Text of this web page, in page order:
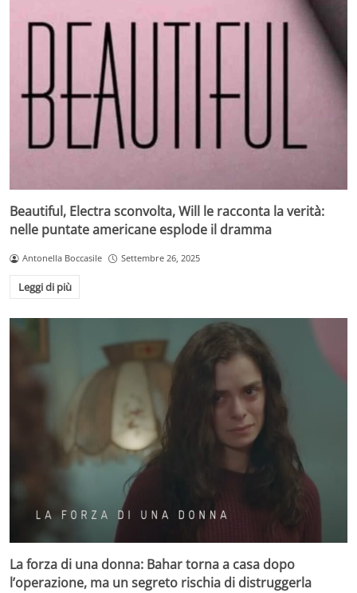
Beautiful, Electra sconvolta, Will le racconta la verità:
nelle puntate americane esplode il dramma
Antonella Boccasile Settembre 26, 2025
Leggi di più
La forza di una donna: Bahar torna a casa dopo
l’operazione, ma un segreto rischia di distruggerla